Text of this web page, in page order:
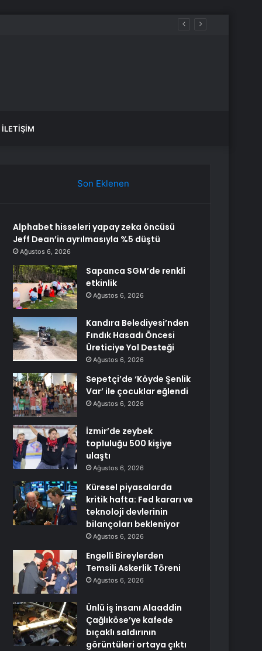
İLETIŞIM
Son Eklenen
Alphabet hisseleri yapay zeka öncüsü
Jeff Dean’in ayrılmasıyla %5 düştü
Ağustos 6, 2026
Sapanca SGM’de renkli
etkinlik
Ağustos 6, 2026
Kandıra Belediyesi’nden
Fındık Hasadı Öncesi
Üreticiye Yol Desteği
Ağustos 6, 2026
Sepetçi’de ‘Köyde Şenlik
Var’ ile çocuklar eğlendi
Ağustos 6, 2026
İzmir’de zeybek
topluluğu 500 kişiye
ulaştı
Ağustos 6, 2026
Küresel piyasalarda
kritik hafta: Fed kararı ve
teknoloji devlerinin
bilançoları bekleniyor
Ağustos 6, 2026
Engelli Bireylerden
Temsili Askerlik Töreni
Ağustos 6, 2026
Ünlü iş insanı Alaaddin
Çağlıköse’ye kafede
bıçaklı saldırının
görüntüleri ortaya çıktı